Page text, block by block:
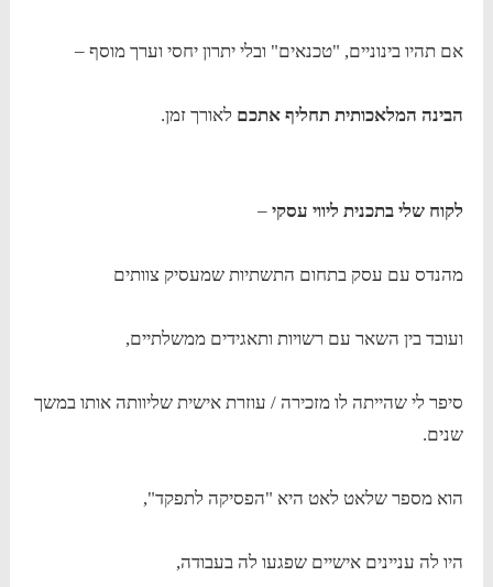
אם תהיו בינוניים, "טכנאים" ובלי יתרון יחסי וערך מוסף –
הבינה המלאכותית תחליף אתכם לאורך זמן.
לקוח שלי בתכנית ליווי עסקי–
מהנדס עם עסק בתחום התשתיות שמעסיק צוותים
ועובד בין השאר עם רשויות ותאגידים ממשלתיים,
סיפר לי שהייתה לו מזכירה / עוזרת אישית שליוותה אותו במשך
שנים.
הוא מספר שלאט לאט היא "הפסיקה לתפקד",
היו לה עניינים אישיים שפגעו לה בעבודה,